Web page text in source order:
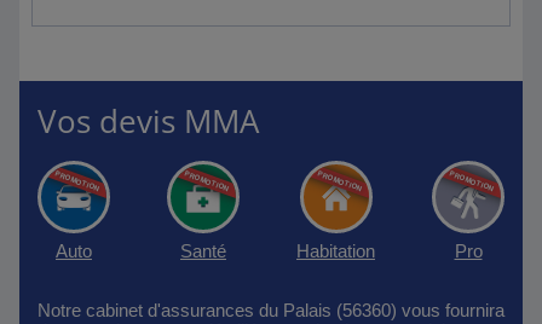
Vos devis MMA
Auto Santé Habitation Pro
Notre cabinet d'assurances du Palais (56360) vous fournira